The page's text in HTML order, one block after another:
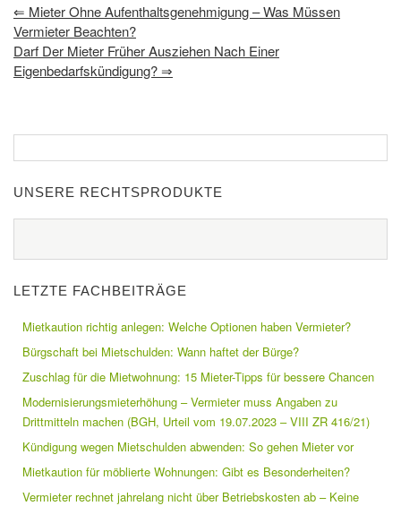
⇐ Mieter Ohne Aufenthaltsgenehmigung – Was Müssen
Vermieter Beachten?
Darf Der Mieter Früher Ausziehen Nach Einer
Eigenbedarfskündigung?⇒
UNSERE RECHTSPRODUKTE
LETZTE FACHBEITRÄGE
Mietkaution richtig anlegen: Welche Optionen haben Vermieter?
Bürgschaft bei Mietschulden: Wann haftet der Bürge?
Zuschlag für die Mietwohnung: 15 Mieter-Tipps für bessere Chancen
Modernisierungsmieterhöhung – Vermieter muss Angaben zu
Drittmitteln machen (BGH, Urteil vom 19.07.2023 – VIII ZR 416/21)
Kündigung wegen Mietschulden abwenden: So gehen Mieter vor
Mietkaution für möblierte Wohnungen: Gibt es Besonderheiten?
Vermieter rechnet jahrelang nicht über Betriebskosten ab – Keine